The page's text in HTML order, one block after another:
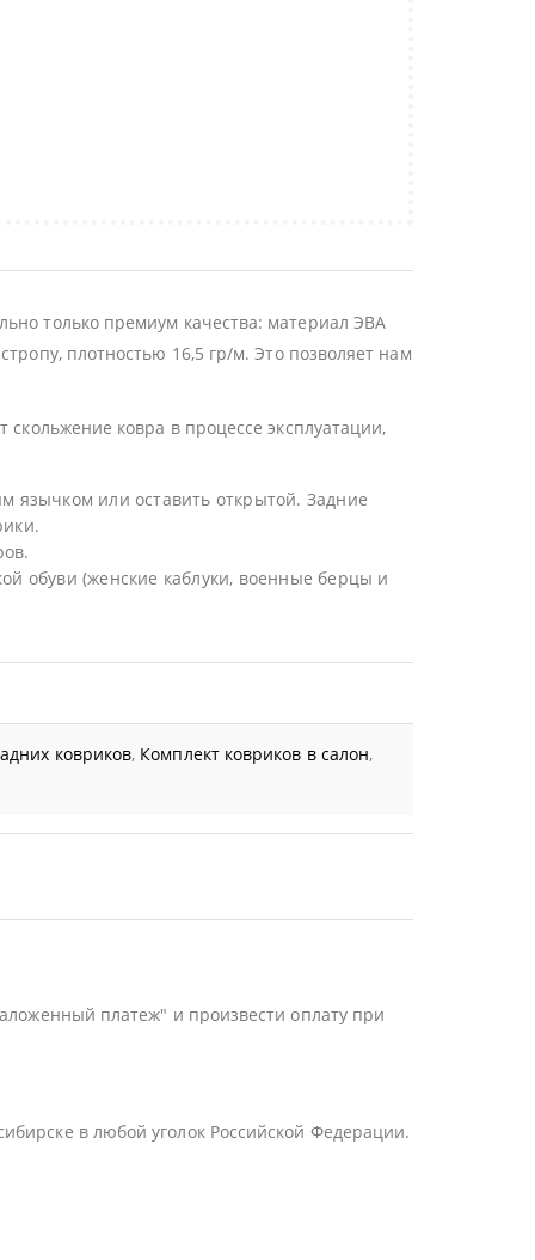
только премиум качества: материал ЭВА
плотностью 16,5 гр/м. Это позволяет нам
ковра в процессе эксплуатации,
язычком или оставить открытой. Задние
обуви (женские каблуки, военные берцы и
ковриков, Комплект ковриков в салон,
платеж" и произвести оплату при
в любой уголок Российской Федерации.